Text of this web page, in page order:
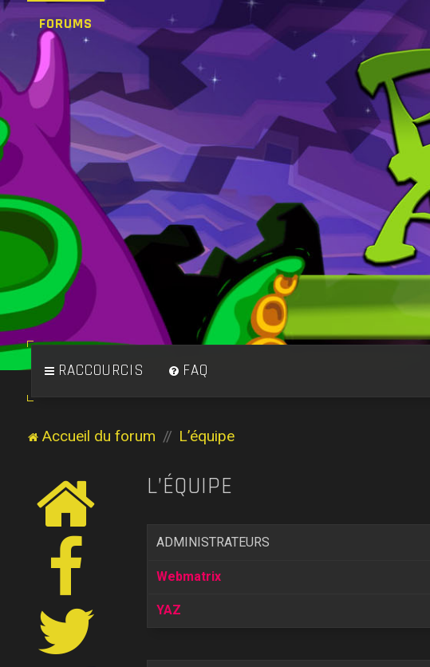
FORUMS
RACCOURCIS FAQ
Accueil du forum L’équipe
L’ÉQUIPE
ADMINISTRATEURS
Webmatrix
YAZ